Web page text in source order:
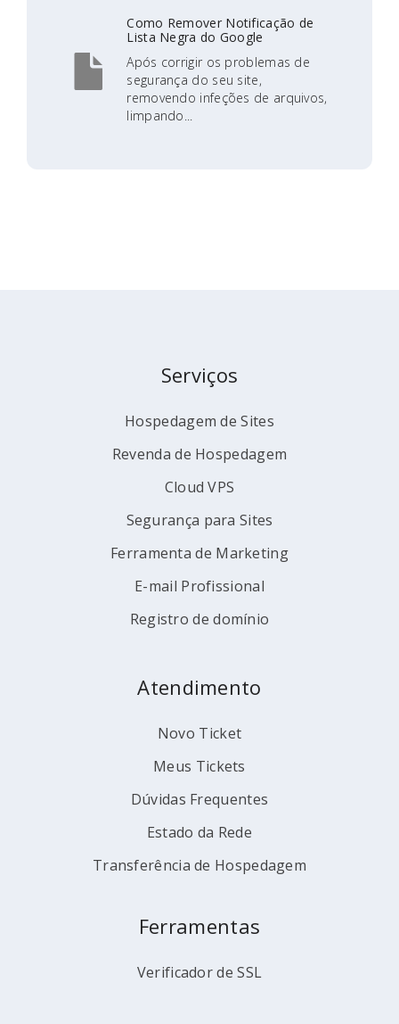
Como Remover Notificação de
Lista Negra do Google
Após corrigir os problemas de
segurança do seu site,
removendo infeções de arquivos,
limpando...
Serviços
Hospedagem de Sites
Revenda de Hospedagem
Cloud VPS
Segurança para Sites
Ferramenta de Marketing
E-mail Profissional
Registro de domínio
Atendimento
Novo Ticket
Meus Tickets
Dúvidas Frequentes
Estado da Rede
Transferência de Hospedagem
Ferramentas
Verificador de SSL